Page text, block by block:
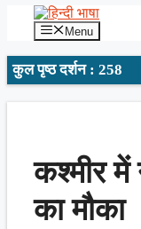
Menu
कुल पृष्ठ दर्शन : 258
कश्मीर
का मौका